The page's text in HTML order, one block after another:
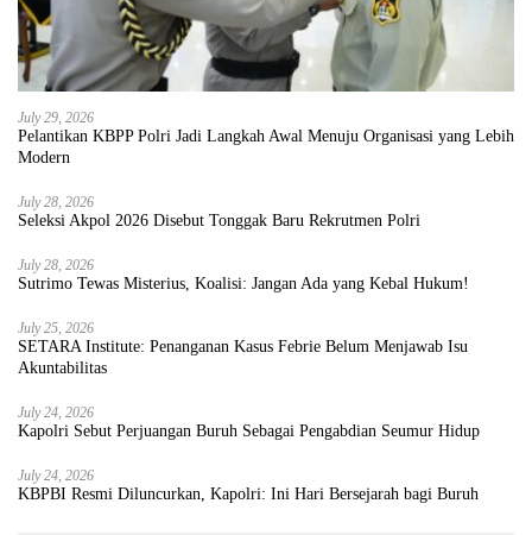
July 29, 2026
Pelantikan KBPP Polri Jadi Langkah Awal Menuju Organisasi yang Lebih
Modern
July 28, 2026
Seleksi Akpol 2026 Disebut Tonggak Baru Rekrutmen Polri
July 28, 2026
Sutrimo Tewas Misterius, Koalisi: Jangan Ada yang Kebal Hukum!
July 25, 2026
SETARA Institute: Penanganan Kasus Febrie Belum Menjawab Isu
Akuntabilitas
July 24, 2026
Kapolri Sebut Perjuangan Buruh Sebagai Pengabdian Seumur Hidup
July 24, 2026
KBPBI Resmi Diluncurkan, Kapolri: Ini Hari Bersejarah bagi Buruh